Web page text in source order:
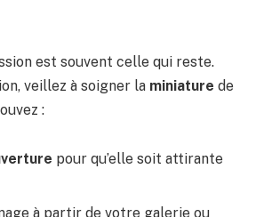
est souvent celle qui reste.
veillez à soigner la miniature de
:
pour qu’elle soit attirante
à partir de votre galerie ou